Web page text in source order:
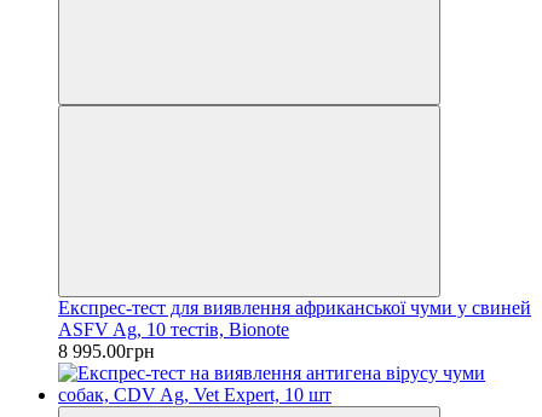
Експрес-тест для виявлення африканської чуми у свиней
ASFV Ag, 10 тестів, Bionote
8 995.00грн